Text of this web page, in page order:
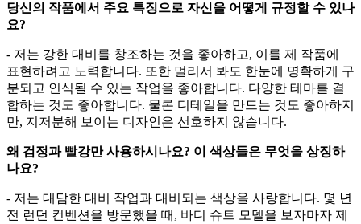
당신의 작품에서 주요 특징으로 자신을 어떻게 규정할 수 있나
요?
- 저는 강한 대비를 창조하는 것을 좋아하고, 이를 제 작품에
표현하려고 노력합니다. 또한 멀리서 봐도 한눈에 명확하게 구
분되고 인식될 수 있는 작업을 좋아합니다. 다양한 테마를 결
합하는 것도 좋아합니다. 물론 디테일을 만드는 것도 좋아하지
만, 지저분해 보이는 디자인은 선호하지 않습니다.
왜 검정과 빨강만 사용하시나요? 이 색상들은 무엇을 상징하
나요?
- 저는 대담한 대비 작업과 대비되는 색상을 사랑합니다. 몇 년
전 런던 컨벤션을 방문했을 때, 바디 슈트 모델을 보자마자 제